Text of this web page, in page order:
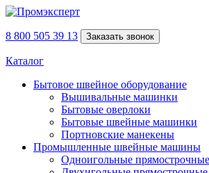
8 800 505 39 13 Заказать звонок
Каталог
Бытовое швейное оборудование
Вышивальные машинки
Бытовые оверлоки
Бытовые швейные машинки
Портновские манекены
Промышленные швейные машины
Одноигольные